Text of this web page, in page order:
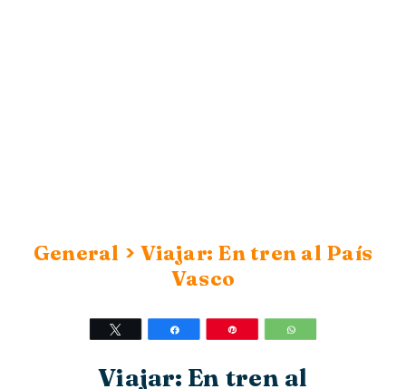
General >Viajar: En tren al País
Vasco
Compartir
Viajar: En tren al